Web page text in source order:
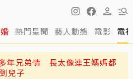
熱門星聞 藝人動態 電影 電
年兄弟情 長太像連王媽媽都
兒子